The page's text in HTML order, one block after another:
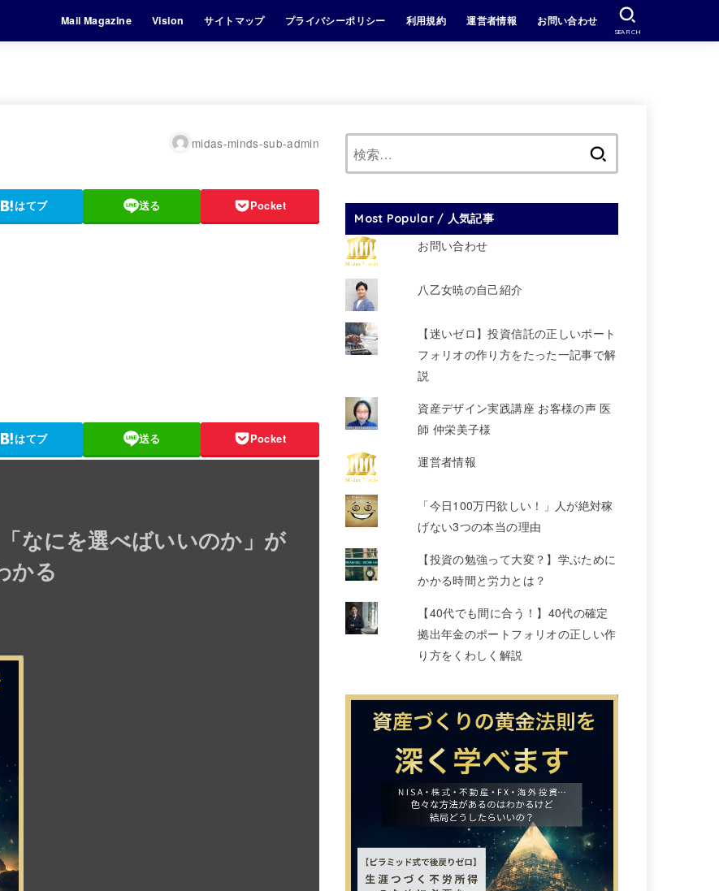
Mail Magazine Vision サイトマップ プライバシーポリシー 利用規約 運営者情報 お問い合わせ
SEARCH
midas-minds-sub-admin
はてブ 送る Pocket
はてブ 送る Pocket
なにを選べばいいのか」が
かる
Most Popular / 人気記事
お問い合わせ
八乙女暁の自己紹介
【迷いゼロ】投資信託の正しいポート
フォリオの作り方をたった一記事で解
説
資産デザイン実践講座 お客様の声 医
師 仲栄美子様
運営者情報
「今日100万円欲しい！」人が絶対稼
げない3つの本当の理由
【投資の勉強って大変？】学ぶために
かかる時間と労力とは？
【40代でも間に合う！】40代の確定
拠出年金のポートフォリオの正しい作
り方をくわしく解説